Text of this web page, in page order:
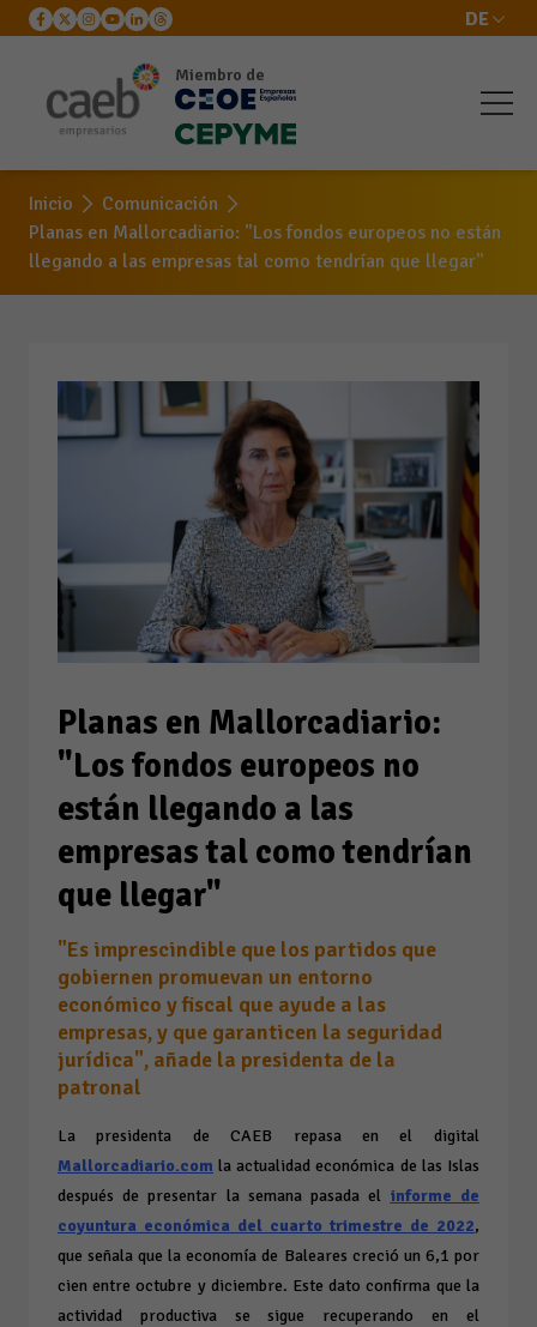
DE
Miembro de
Inicio
Comunicación
Planas en Mallorcadiario: "Los fondos europeos no están
llegando a las empresas tal como tendrían que llegar"
Planas en Mallorcadiario:
"Los fondos europeos no
están llegando a las
empresas tal como tendrían
que llegar"
"Es imprescindible que los partidos que
gobiernen promuevan un entorno
económico y fiscal que ayude a las
empresas, y que garanticen la seguridad
jurídica", añade la presidenta de la
patronal
La presidenta de CAEB repasa en el digital
Mallorcadiario.com la actualidad económica de las Islas
después de presentar la semana pasada el informe de
coyuntura económica del cuarto trimestre de 2022,
que señala que la economía de Baleares creció un 6,1 por
cien entre octubre y diciembre. Este dato confirma que la
actividad productiva se sigue recuperando en el